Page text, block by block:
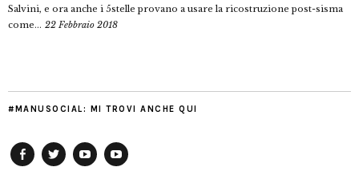
Salvini, e ora anche i 5stelle provano a usare la ricostruzione post-sisma
come... 22 Febbraio 2018
#MANUSOCIAL: MI TROVI ANCHE QUI